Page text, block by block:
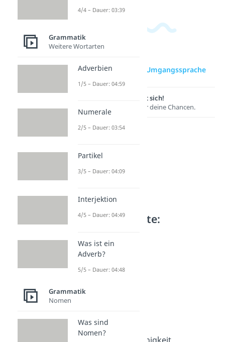
zur Videoseite: Umgangssprache
Lernen lohnt sich!
Entdecke hier deine Chancen.
Weitere Inhalte:
Sprachvariationen
Deutsche Dialekte
Dauer: 05:42
Dauer: 02:42
Sprachwandel
Dauer: 04:12
4/4 – Dauer: 03:39
Grammatik
Weitere Wortarten
Adverbien
1/5 – Dauer: 04:59
Numerale
2/5 – Dauer: 03:54
Partikel
3/5 – Dauer: 04:09
Interjektion
4/5 – Dauer: 04:49
Was ist ein
Adverb?
5/5 – Dauer: 04:48
Grammatik
Nomen
Was sind
Nomen?